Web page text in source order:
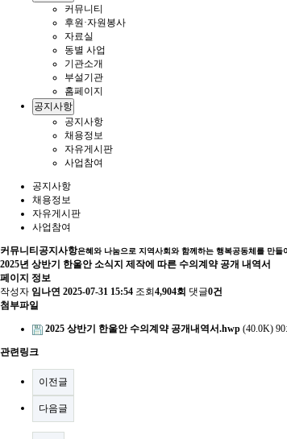
커뮤니티
후원·자원봉사
자료실
동별 사업
기관소개
부설기관
홈페이지
공지사항
공지사항
채용정보
자유게시판
사업참여
공지사항
채용정보
자유게시판
사업참여
커뮤니티 공지사항은혜와 나눔으로 지역사회와 함께하는 행복공동체를 만들
2025년 상반기 한울안 소식지 제작에 따른 수의계약 공개 내역서
페이지 정보
작성자 임나연 2025-07-31 15:54 조회 4,904회 댓글0건
첨부파일
2025 상반기 한울안 수의계약 공개내역서.hwp (40.0K)
관련링크
이전글
다음글